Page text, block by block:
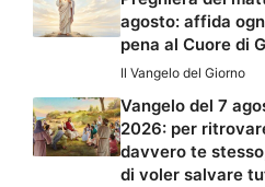
agosto: affida
pena al Cuore di
Il Vangelo del Giorno
Vangelo del 7
2026: per
davvero te
di voler salvare